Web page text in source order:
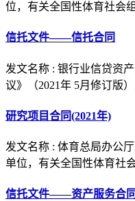
位，有关全国性体育社会
信托文件——信托合同
发文名称 : 银行业信贷资
议》（2021年 5月修订版
研究项目合同(2021年)
发文名称 : 体育总局办公
单位，有关全国性体育社
信托文件——资产服务合同